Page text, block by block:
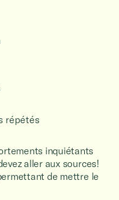
répétés
inquiétants
aller aux sources!
de mettre le